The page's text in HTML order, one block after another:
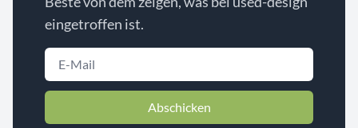
eingetroffen ist.
Abschicken